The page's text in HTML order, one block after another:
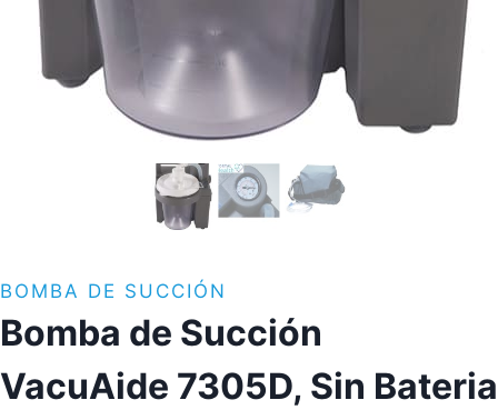
BOMBA DE SUCCIÓN
Bomba de Succión
VacuAide 7305D, Sin Bateria